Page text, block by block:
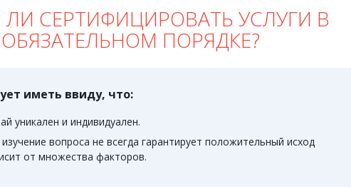
СЕРТИФИЦИРОВАТЬ УСЛУГИ В
ОБЯЗАТЕЛЬНОМ ПОРЯДКЕ?
иметь ввиду, что:
уникален и индивидуален.
вопроса не всегда гарантирует положительный исход
от множества факторов.